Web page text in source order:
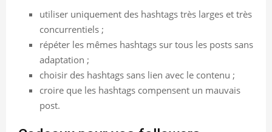
utiliser uniquement des hashtags très larges et très
concurrentiels ;
répéter les mêmes hashtags sur tous les posts sans
adaptation ;
choisir des hashtags sans lien avec le contenu ;
croire que les hashtags compensent un mauvais
post.